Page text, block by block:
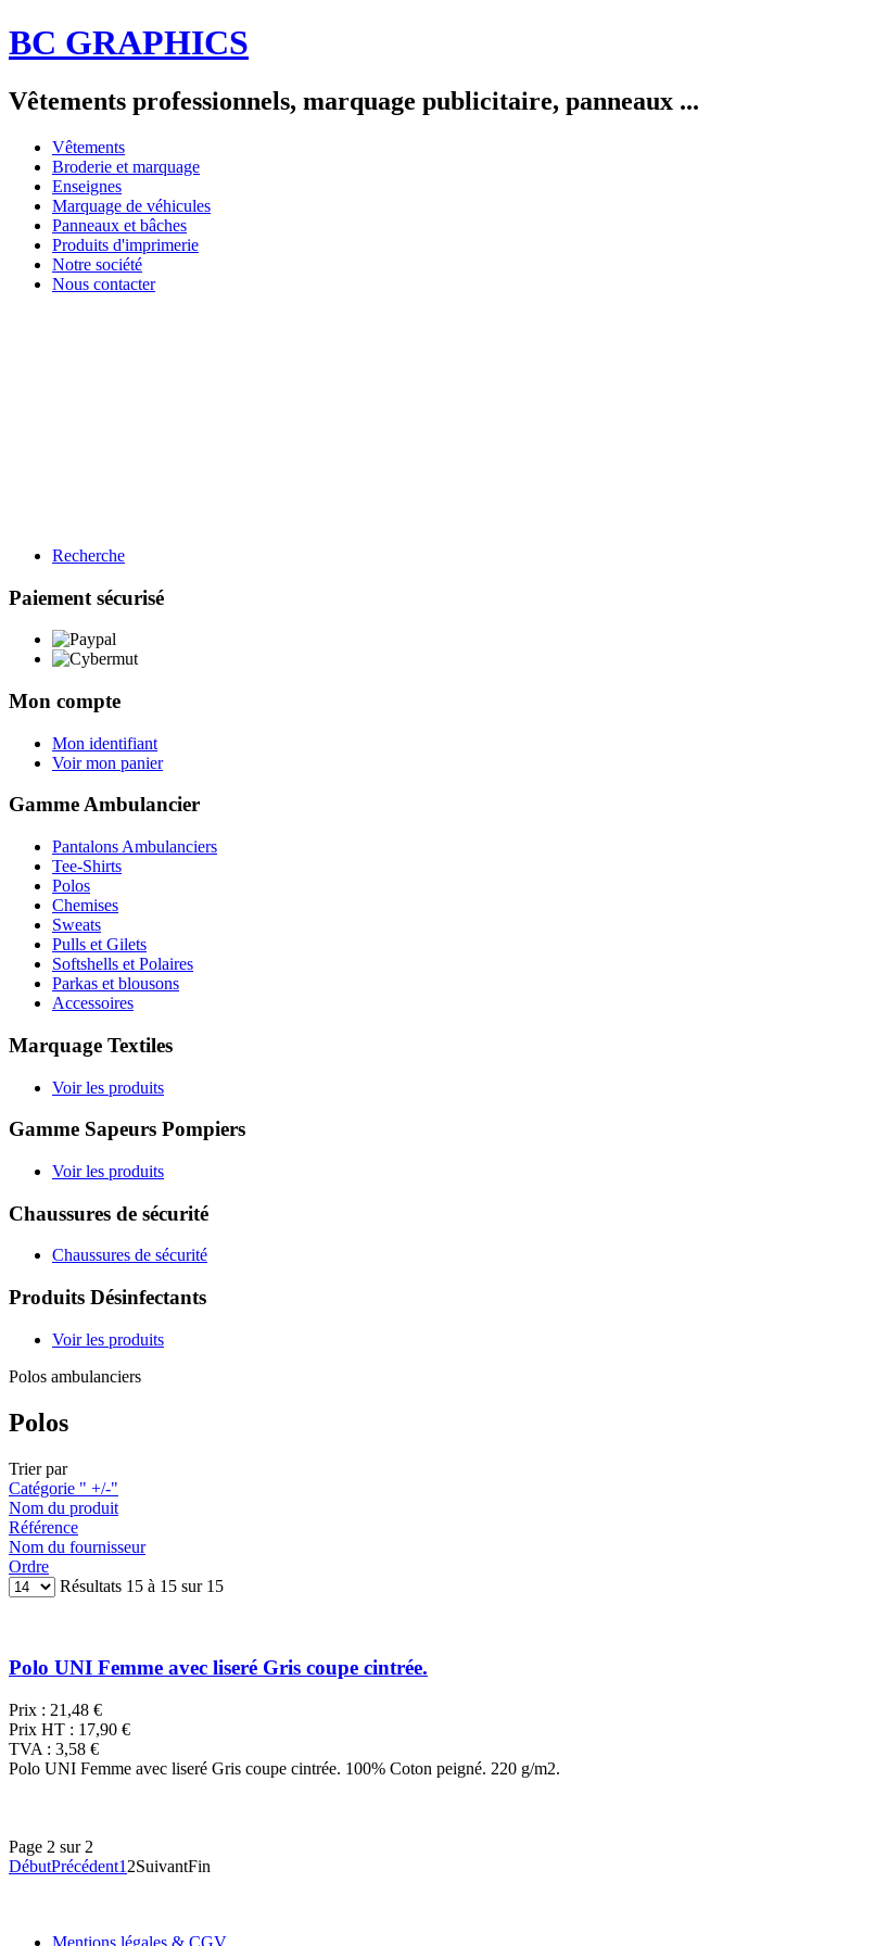
BC GRAPHICS
Vêtements professionnels, marquage publicitaire, panneaux ...
Vêtements
Broderie et marquage
Enseignes
Marquage de véhicules
Panneaux et bâches
Produits d'imprimerie
Notre société
Nous contacter
Restauration BTP
Recherche
Paiement sécurisé
Mon compte
Mon identifiant
Voir mon panier
Gamme Ambulancier
Pantalons Ambulanciers
Tee-Shirts
Polos
Chemises
Sweats
Pulls et Gilets
Softshells et Polaires
Parkas et blousons
Accessoires
Marquage Textiles
Voir les produits
Gamme Sapeurs Pompiers
Voir les produits
Chaussures de sécurité
Chaussures de sécurité
Produits Désinfectants
Voir les produits
Polos ambulanciers
Polos
Trier par
Catégorie " +/-"
Nom du produit
Référence
Nom du fournisseur
Ordre
Résultats 15 à 15 sur 15
Polo UNI Femme avec liseré Gris coupe cintrée.
Prix : 21,48 €
Prix HT : 17,90 €
TVA : 3,58 €
Polo UNI Femme avec liseré Gris coupe cintrée. 100% Coton peigné. 220 g/m2.
Page 2 sur 2
DébutPrécédent1 2SuivantFin
Mentions légales & CGV